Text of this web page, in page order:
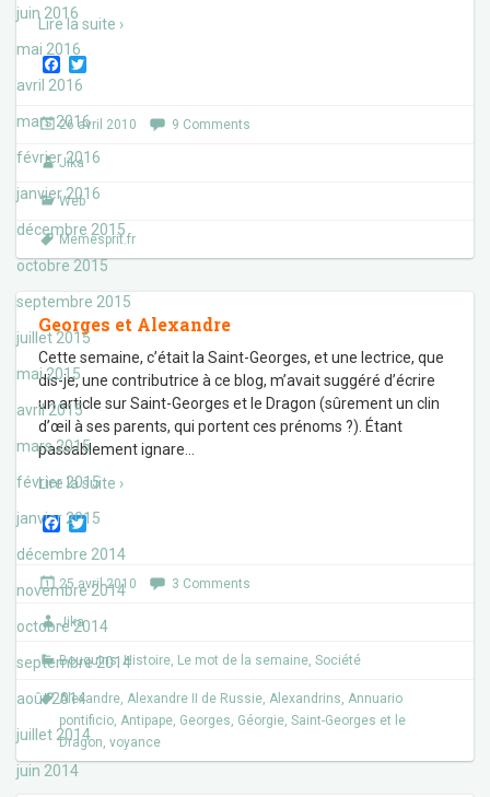
juin 2016
mai 2016
avril 2016
mars 2016
février 2016
janvier 2016
décembre 2015
octobre 2015
septembre 2015
juillet 2015
mai 2015
avril 2015
mars 2015
février 2015
janvier 2015
décembre 2014
novembre 2014
octobre 2014
septembre 2014
août 2014
juillet 2014
juin 2014
Lire la suite ›
F
a
e
b
o
o
k
t
t
e
r
26 avril 2010 9 Comments
Jika
Web
Memesprit.fr
Georges et Alexandre
Cette semaine, c’était la Saint-Georges, et une lectrice, que
dis-je, une contributrice à ce blog, m’avait suggéré d’écrire
un article sur Saint-Georges et le Dragon (sûrement un clin
d’œil à ses parents, qui portent ces prénoms ?). Étant
passablement ignare
Lire la suite ›
F
c
e
b
o
T
t
r
25 avril 2010 3 Comments
Jika
Bouquins,Histoire, Le mot de la semaine, Société
Alexandre, Alexandre II de Russie, Alexandrins, Annuario
pontificio, Antipape, Georges, Géorgie, Saint-Georges et le
Dragon, voyance